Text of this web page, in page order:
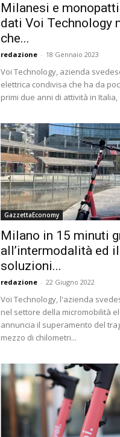
Milanesi e
dati Voi Technology
che...
redazione - 18 Gennaio 2023
Voi Technology, azienda
elettrica condivisa che ha da
primi due anni di attività in Italia,
GazzettaEconomy
Milano in 15 minuti
all’intermodalità ed
soluzioni...
redazione - 22 Giugno 2022
Voi Technology, l'azienda
nel settore della micromobilità
annuncia il superamento del
mezzo di chilometri...